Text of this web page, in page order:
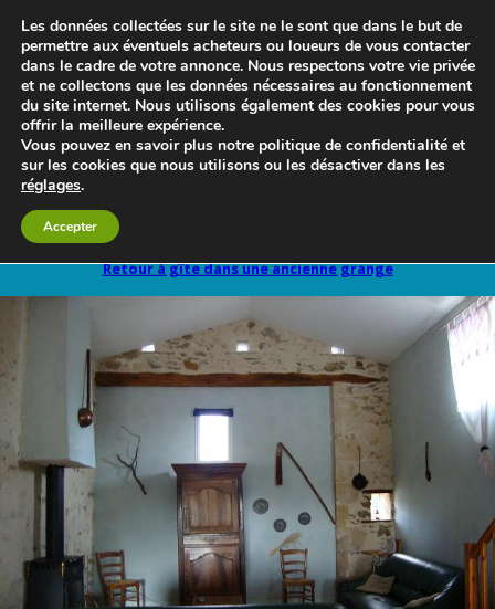
Retour à gîte dans une ancienne grange
Les données collectées sur le site ne le sont que dans le but de
permettre aux éventuels acheteurs ou loueurs de vous contacter
dans le cadre de votre annonce. Nous respectons votre vie privée
et ne collectons que les données nécessaires au fonctionnement
du site internet. Nous utilisons également des cookies pour vous
offrir la meilleure expérience.
Vous pouvez en savoir plus notre politique de confidentialité et
sur les cookies que nous utilisons ou les désactiver dans les
réglages.
Accepter